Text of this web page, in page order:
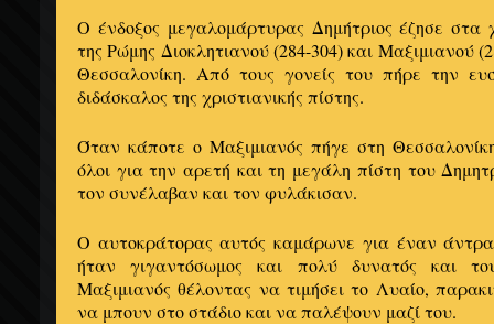
Ο ένδοξος μεγαλομάρτυρας Δημήτριος έζησε
της Ρώμης Διοκλητιανού (284-304) και Μαξιμιανού
Θεσσαλονίκη. Από τους γονείς του πήρε την
διδάσκαλος της χριστιανικής πίστης.
Όταν κάποτε ο Μαξιμιανός πήγε στη
όλοι για την αρετή και τη μεγάλη πίστη του
τον συνέλαβαν και τον φυλάκισαν.
Ο αυτοκράτορας αυτός καμάρωνε για έναν
ήταν γιγαντόσωμος και πολύ δυνατός και
Μαξιμιανός θέλοντας να τιμήσει το Λυαίο,
να μπουν στο στάδιο και να παλέψουν μαζί του.